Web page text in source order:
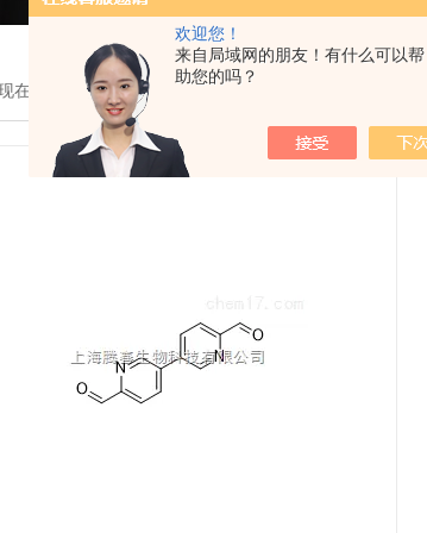
欢迎您！
来自局域网的朋友！有什么可以帮
助您的吗？
在的位置：首页> 产品展示 > COF有机单体